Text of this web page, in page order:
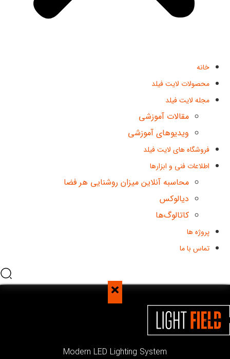
خانه
محصولات لایت فیلد
مجله لایت فیلد
مقالات آموزشی
ویدیوهای آموزشی
فروشگاه های لایت فیلد
اطلاعات فنی و ابزارها
محاسبه آنلاین میزان روشنایی هر فضا
دیالوکس
کاتالوگ‌ها
پروژه ها
تماس با ما
Modern LED Lighting System